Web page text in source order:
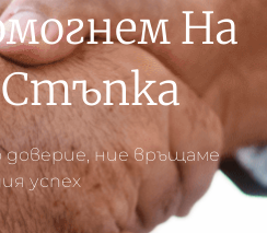
На
Стъпка
ние връщаме
успех